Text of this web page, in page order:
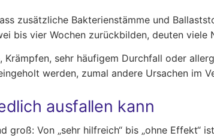
zusätzliche Bakterienstämme und
bis vier Wochen zurückbilden, deuten viele
sehr häufigem Durchfall oder
werden, zumal andere Ursachen im
ausfallen kann
Von „sehr hilfreich“ bis „ohne Effekt“